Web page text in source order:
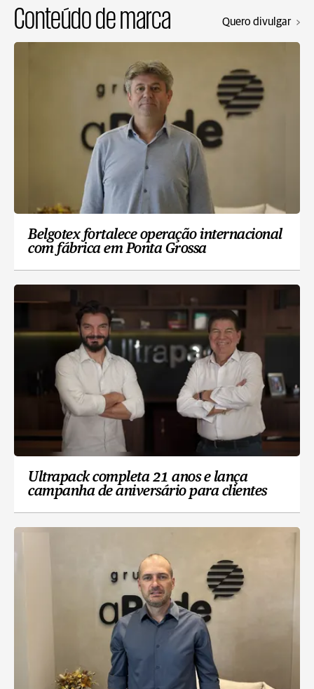
Conteúdo de marca Quero divulgar
Belgotex fortalece operação internacional
com fábrica em Ponta Grossa
Ultrapack completa 21 anos e lança
campanha de aniversário para clientes